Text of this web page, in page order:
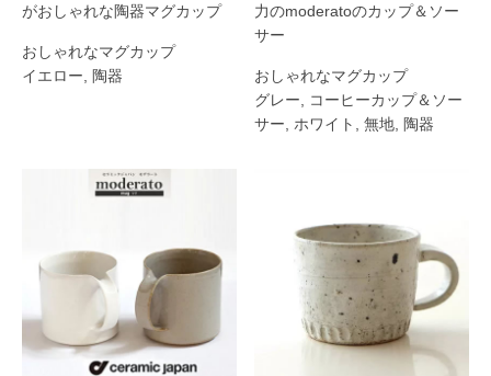
がおしゃれな陶器マグカップ
おしゃれなマグカップ
イエロー
陶器
力のmoderatoのカップ＆ソー
サー
おしゃれなマグカップ
グレー
コーヒーカップ＆ソー
サー
ホワイト ,無地 陶器